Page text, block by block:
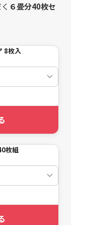
６畳分40枚セ
8枚入
枚組